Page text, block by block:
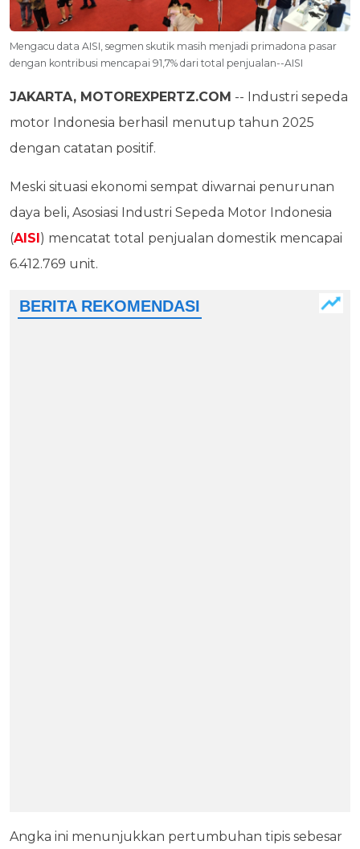
Mengacu data AISI, segmen skutik masih menjadi primadona pasar
dengan kontribusi mencapai 91,7% dari total penjualan--AISI
JAKARTA, MOTOREXPERTZ.COM -- Industri sepeda
motor Indonesia berhasil menutup tahun 2025
dengan catatan positif.
Meski situasi ekonomi sempat diwarnai penurunan
daya beli, Asosiasi Industri Sepeda Motor Indonesia
(AISI ) mencatat total penjualan domestik mencapai
6.412.769 unit.
Angka ini menunjukkan pertumbuhan tipis sebesar